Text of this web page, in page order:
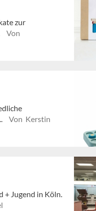
zur
Von
Von Kerstin
+ Jugend in Köln.